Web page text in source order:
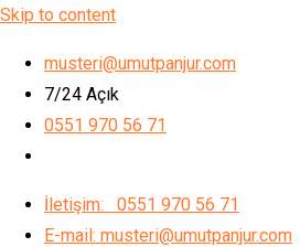
Skip to content
musteri@umutpanjur.com
7/24 Açık
0551 970 56 71
İletişim: 0551 970 56 71
E-mail: musteri@umutpanjur.com